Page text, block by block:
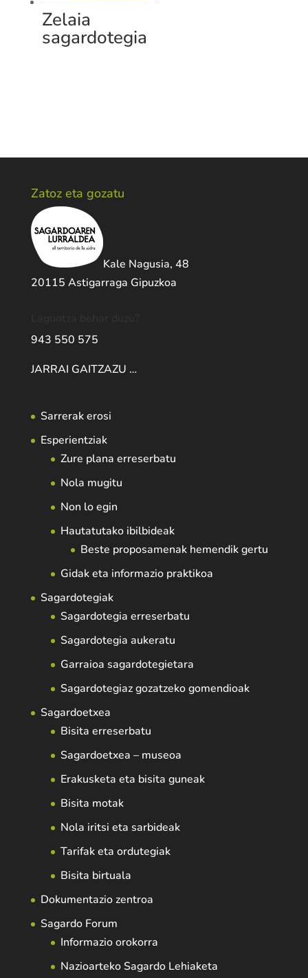
Zelaia
sagardotegia
Zatoz eta gozatu
Kale Nagusia, 48
20115 Astigarraga Gipuzkoa
943 550 575
JARRAI GAITZAZU …
Sarrerak erosi
Esperientziak
Zure plana erreserbatu
Nola mugitu
Non lo egin
Hautatutako ibilbideak
Beste proposamenak hemendik gertu
Gidak eta informazio praktikoa
Sagardotegiak
Sagardotegia erreserbatu
Sagardotegia aukeratu
Garraioa sagardotegietara
Sagardotegiaz gozatzeko gomendioak
Sagardoetxea
Bisita erreserbatu
Sagardoetxea – museoa
Erakusketa eta bisita guneak
Bisita motak
Nola iritsi eta sarbideak
Tarifak eta ordutegiak
Bisita birtuala
Dokumentazio zentroa
Sagardo Forum
Informazio orokorra
Nazioarteko Sagardo Lehiaketa